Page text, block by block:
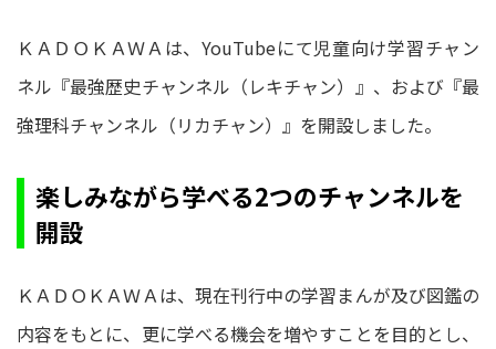
ＫＡＤＯＫＡＷＡは、YouTubeにて児童向け学習チャン
ネル『最強歴史チャンネル（レキチャン）』、および『最
強理科チャンネル（リカチャン）』を開設しました。
楽しみながら学べる2つのチャンネルを
開設
ＫＡＤＯＫＡＷＡは、現在刊行中の学習まんが及び図鑑の
内容をもとに、更に学べる機会を増やすことを目的とし、